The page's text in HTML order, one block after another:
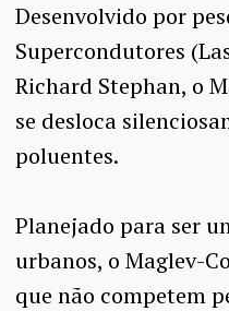
Desenvolvido por
Supercondutores
Richard Stephan, o
se desloca
poluentes.
Planejado para ser
urbanos, o Maglev-
que não competem